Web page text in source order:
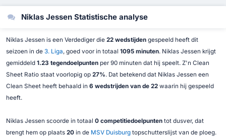
Niklas Jessen Statistische analyse
Niklas Jessen is een Verdediger die 22 wedstijdengespeeld heeft dit
seizoen in de 3. Liga, goed voor in totaal 1095 minuten. Niklas Jessen krijgt
gemiddeld 1.23 tegendoelpuntenper 90 minuten dat hij speelt. Z'n Clean
Sheet Ratio staat voorlopig op 27%. Dat betekend dat Niklas Jessen een
Clean Sheet heeft behaald in 6 wedstrijden van de 22waarin hij gespeeld
heeft.
Niklas Jessen scoorde in totaal 0 competitiedoelpuntentot dusver, dat
brengt hem op plaats 20in de MSV Duisburgtopschutterslijst van de ploeg.